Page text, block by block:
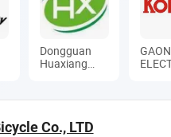
Dongguan
Huaxiang
Co., LTD